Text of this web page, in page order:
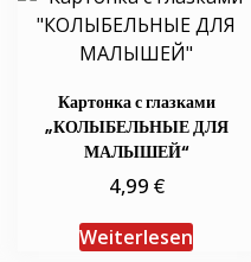
Картонка с глазками
„КОЛЫБЕЛЬНЫЕ ДЛЯ
МАЛЫШЕЙ“
4,99 €
Weiterlesen